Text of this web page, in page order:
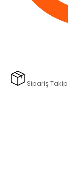
Sipariş Takip